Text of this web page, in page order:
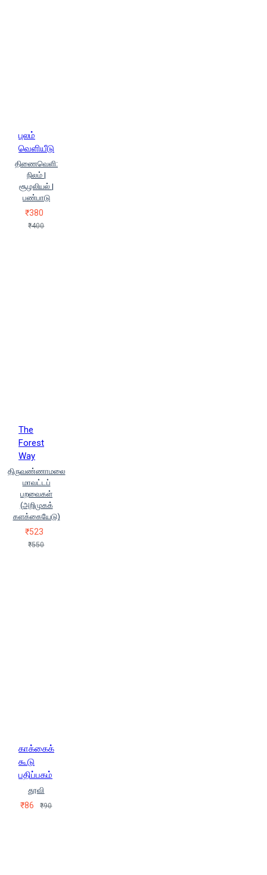
புலம்
வெளியீடு
திணைவெளி:
நிலம் |
சூழலியல் |
பண்பாடு
₹380
₹400
The
Forest
Way
திருவண்ணாமலை
மாவட்டப்
பறவைகள்
(அறிமுகக்
களக்கையேடு)
₹523
₹550
காக்கைக்
கூடு
பதிப்பகம்
தூவி
₹86 ₹90